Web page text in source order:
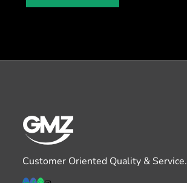
Customer Oriented Quality & Service.